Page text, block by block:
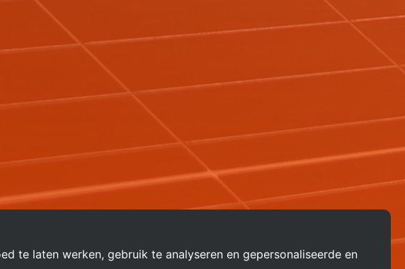
te laten werken, gebruik te analyseren en gepersonaliseerde en